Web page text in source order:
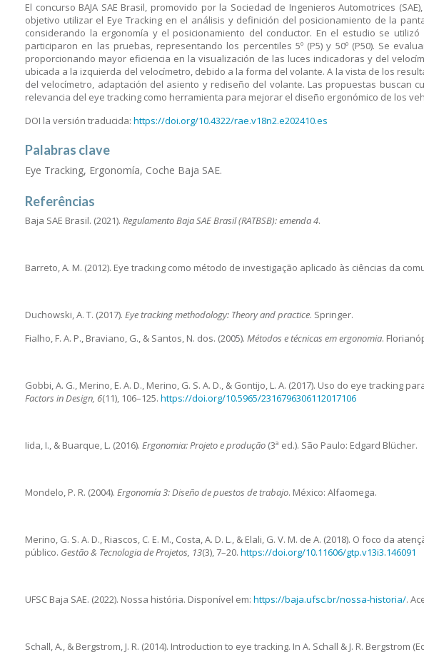
El concurso BAJA SAE Brasil, promovido por la Sociedad de Ingenieros Automotrices
objetivo utilizar el Eye Tracking en el análisis y definición del posicionamiento de la
considerando la ergonomía y el posicionamiento del conductor. En el estudio se
participaron en las pruebas, representando los percentiles 5º (P5) y 50º (P50). Se
proporcionando mayor eficiencia en la visualización de las luces indicadoras y del
ubicada a la izquierda del velocímetro, debido a la forma del volante. A la vista de los
del velocímetro, adaptación del asiento y rediseño del volante. Las propuestas buscan
relevancia del eye tracking como herramienta para mejorar el diseño ergonómico de los
DOI la versión traducida:https://doi.org/10.4322/rae.v18n2.e202410.es
Palabras clave
Eye Tracking, Ergonomía, Coche Baja SAE.
Referências
Baja SAE Brasil. (2021).Regulamento Baja SAE Brasil (RATBSB): emenda 4.
Barreto, A. M. (2012). Eye tracking como método de investigação aplicado às ciências da
Duchowski, A. T. (2017).Eye tracking methodology: Theory and practice. Springer.
Fialho, F. A. P., Braviano, G., & Santos, N. dos. (2005).Métodos e técnicas em ergonomia.
Gobbi, A. G., Merino, E. A. D., Merino, G. S. A. D., & Gontijo, L. A. (2017). Uso do eye
Factors in Design, 6(11), 106–125.https://doi.org/10.5965/2316796306112017106
Iida, I., & Buarque, L. (2016).Ergonomia: Projeto e produção (3ª ed.). São Paulo: Edgard Blücher.
Mondelo, P. R. (2004).Ergonomía 3: Diseño de puestos de trabajo. México: Alfaomega.
Merino, G. S. A. D., Riascos, C. E. M., Costa, A. D. L., & Elali, G. V. M. de A. (2018). O foco
público. Gestão & Tecnologia de Projetos, 13(3), 7–20.https://doi.org/10.11606/gtp.v13i3.146091
UFSC Baja SAE. (2022). Nossa história. Disponível em:https://baja.ufsc.br/nossa-historia/.
Schall, A., & Bergstrom, J. R. (2014). Introduction to eye tracking. In A. Schall & J. R. Bergstrom